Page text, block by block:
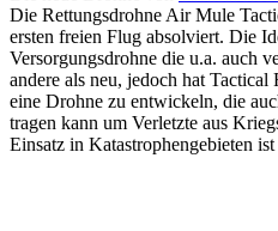
Die Rettungsdrohne Air Mule
ersten freien Flug absolviert. Die
Versorgungsdrohne die u.a. auch
andere als neu, jedoch hat
eine Drohne zu entwickeln, die
tragen kann um Verletzte aus
Einsatz in Katastrophengebieten